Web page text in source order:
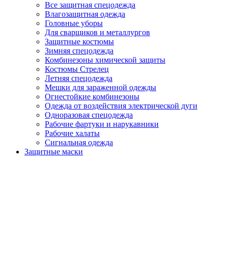
Все защитная спецодежда
Влагозащитная одежда
Головные уборы
Для сварщиков и металлургов
Защитные костюмы
Зимняя спецодежда
Комбинезоны химической защиты
Костюмы Стрелец
Летняя спецодежда
Мешки для зараженной одежды
Огнестойкие комбинезоны
Одежда от воздействия электрической дуги
Одноразовая спецодежда
Рабочие фартуки и нарукавники
Рабочие халаты
Сигнальная одежда
Защитные маски